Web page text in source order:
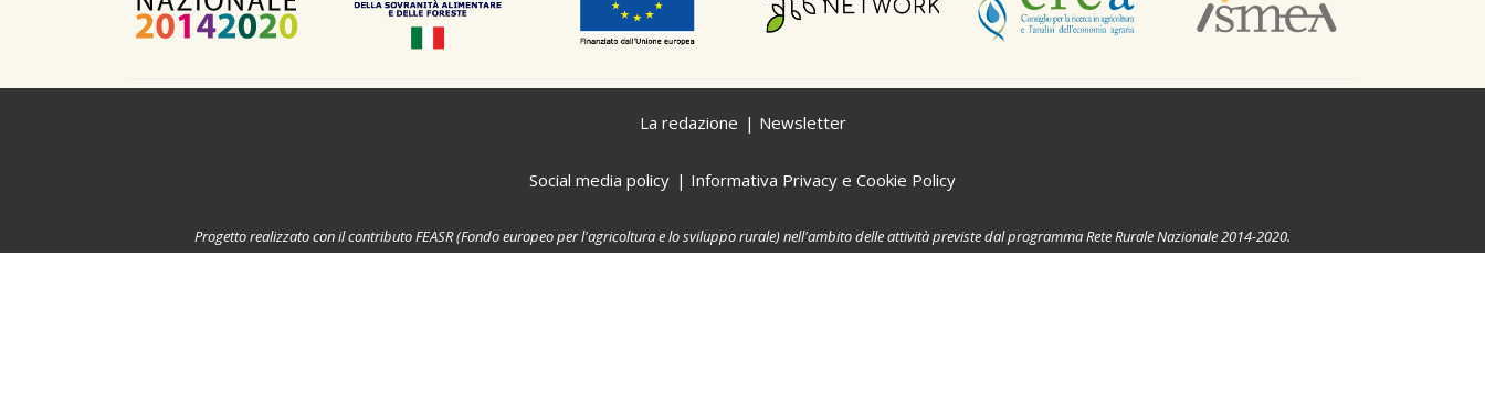
La redazione Newsletter
Social media policy Informativa Privacy e Cookie Policy
Progetto realizzato con il contributo FEASR (Fondo europeo per l'agricoltura e lo sviluppo rurale) nell'ambito delle attività previste dal programma Rete Rurale Nazionale 2014-2020.